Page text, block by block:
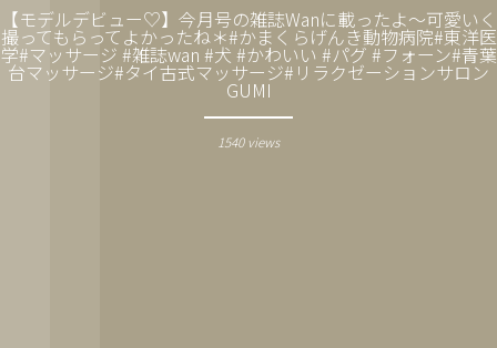
【モデルデビュー♡】今月号の雑誌Wanに載ったよ〜可愛いく
撮ってもらってよかったね＊#かまくらげんき動物病院#東洋医
学#マッサージ #雑誌wan #犬 #かわいい #パグ #フォーン#青葉
台マッサージ#タイ古式マッサージ#リラクゼーションサロン
GUMI
1540 views